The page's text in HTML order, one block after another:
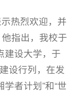
热烈欢迎，并
指出，我校于
建设大学，于
设行列，在发
者计划”和“世